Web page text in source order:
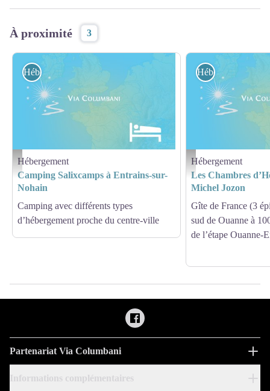
À proximité 3
Amis saint Colomban
Hébergement
Hébergement
Camping Salixcamps à Entrains-sur-
Nohain
Camping avec différents types
d’hébergement proche du centre-ville
Amis saint Colomban
Hébergement
Hébergement
Les Chambres
Michel Jozon
Gîte de France (3
sud de Ouanne à
de l’étape Ouanne-
Partenariat Via Columbani
Informations complémentaires